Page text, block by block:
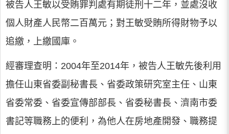
被告人王敏以受賄罪判處有期徒刑十二年，並處沒收
個人財產人民幣二百萬元；對王敏受賄所得財物予以
追繳，上繳國庫。
經審理查明：2004年至2014年，被告人王敏先後利用
擔任山東省委副秘書長、省委政策研究室主任、山東
省委常委、省委宣傳部部長、省委秘書長、濟南市委
書記等職務上的便利，為他人在房地產開發、職務提